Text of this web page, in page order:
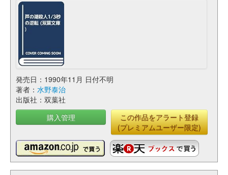
発売日：1990年11月 日付不明
著者： 水野泰治
出版社：双葉社
購入管理
この作品をアラート登録
(プレミアムユーザー限定)